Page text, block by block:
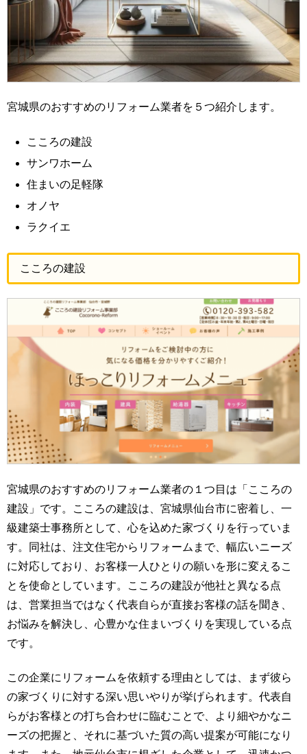
宮城県のおすすめのリフォーム業者を５つ紹介します。
こころの建設
サンワホーム
住まいの足軽隊
オノヤ
ラクイエ
こころの建設
宮城県のおすすめのリフォーム業者の１つ目は「こころの
建設」です。こころの建設は、宮城県仙台市に密着し、一
級建築士事務所として、心を込めた家づくりを行っていま
す。同社は、注文住宅からリフォームまで、幅広いニーズ
に対応しており、お客様一人ひとりの願いを形に変えるこ
とを使命としています。こころの建設が他社と異なる点
は、営業担当ではなく代表自らが直接お客様の話を聞き、
お悩みを解決し、心豊かな住まいづくりを実現している点
です。
この企業にリフォームを依頼する理由としては、まず彼ら
の家づくりに対する深い思いやりが挙げられます。代表自
らがお客様との打ち合わせに臨むことで、より細やかなニ
ーズの把握と、それに基づいた質の高い提案が可能になり